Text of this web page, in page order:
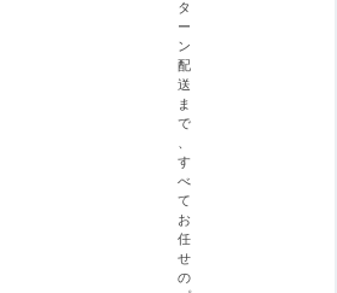
タ
ー
ン
配
送
ま
で
す
べ
て
お
任
せ
の